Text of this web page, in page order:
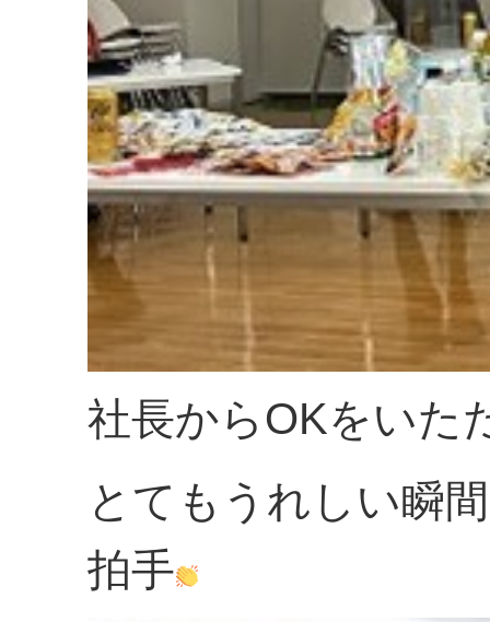
社長からOKをいた
とてもうれしい瞬
拍手